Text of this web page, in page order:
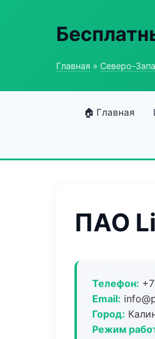
Главная » Северо-
🏠 Главная
ПАО
Телефон:
Email:
Город:
Режим